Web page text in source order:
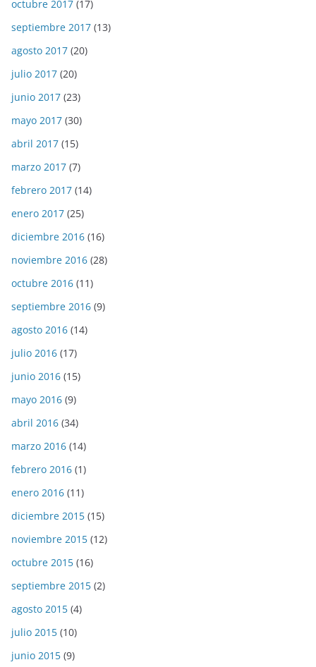
octubre 2017 (17)
septiembre 2017 (13)
agosto 2017 (20)
julio 2017 (20)
junio 2017 (23)
mayo 2017 (30)
abril 2017 (15)
marzo 2017 (7)
febrero 2017 (14)
enero 2017 (25)
diciembre 2016 (16)
noviembre 2016 (28)
octubre 2016 (11)
septiembre 2016 (9)
agosto 2016 (14)
julio 2016 (17)
junio 2016 (15)
mayo 2016 (9)
abril 2016 (34)
marzo 2016 (14)
febrero 2016 (1)
enero 2016 (11)
diciembre 2015 (15)
noviembre 2015 (12)
octubre 2015 (16)
septiembre 2015 (2)
agosto 2015 (4)
julio 2015 (10)
junio 2015 (9)